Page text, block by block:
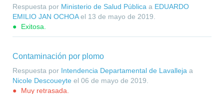
Respuesta por Ministerio de Salud Pública a EDUARDO
EMILIO JAN OCHOAel 13 de mayo de 2019
Exitosa.
Contaminación por plomo
Respuesta por Intendencia Departamental de Lavalleja a
Nicole Descoueyte el 06 de mayo de 2019
Muy retrasada.